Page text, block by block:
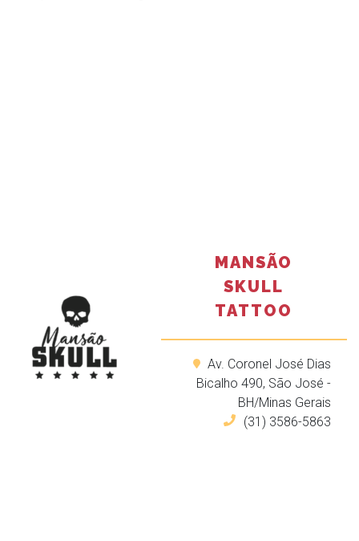
MANSÃO
SKULL
TATTOO
Av. Coronel José Dias
Bicalho 490, São José -
BH/Minas Gerais
(31) 3586-5863